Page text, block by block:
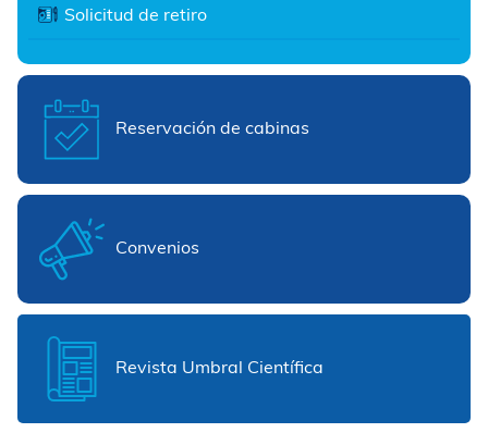
Solicitud de retiro
Reservación de cabinas
Convenios
Revista Umbral Científica